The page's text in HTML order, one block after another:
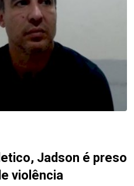
Jadson é preso
violência